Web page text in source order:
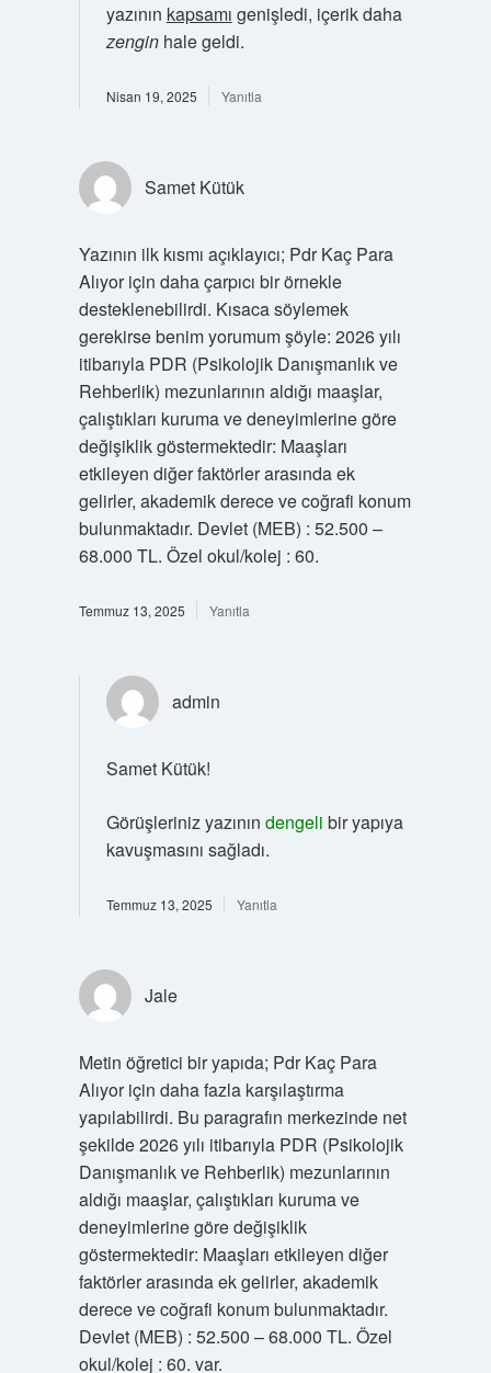
yazının kapsamı genişledi, içerik daha
zenginhale geldi.
Nisan 19, 2025 Yanıtla
Samet Kütük
Yazının ilk kısmı açıklayıcı; Pdr Kaç Para
Alıyor için daha çarpıcı bir örnekle
desteklenebilirdi. Kısaca söylemek
gerekirse benim yorumum şöyle: 2026 yılı
itibarıyla PDR (Psikolojik Danışmanlık ve
Rehberlik) mezunlarının aldığı maaşlar,
çalıştıkları kuruma ve deneyimlerine göre
değişiklik göstermektedir: Maaşları
etkileyen diğer faktörler arasında ek
gelirler, akademik derece ve coğrafi konum
bulunmaktadır. Devlet (MEB) : 52.500 –
68.000 TL. Özel okul/kolej : 60.
Temmuz 13, 2025 Yanıtla
admin
Samet Kütük!
Görüşleriniz yazının dengeli bir yapıya
kavuşmasını sağladı.
Temmuz 13, 2025 Yanıtla
Jale
Metin öğretici bir yapıda; Pdr Kaç Para
Alıyor için daha fazla karşılaştırma
yapılabilirdi. Bu paragrafın merkezinde net
şekilde 2026 yılı itibarıyla PDR (Psikolojik
Danışmanlık ve Rehberlik) mezunlarının
aldığı maaşlar, çalıştıkları kuruma ve
deneyimlerine göre değişiklik
göstermektedir: Maaşları etkileyen diğer
faktörler arasında ek gelirler, akademik
derece ve coğrafi konum bulunmaktadır.
Devlet (MEB) : 52.500 – 68.000 TL. Özel
okul/kolej : 60. var.